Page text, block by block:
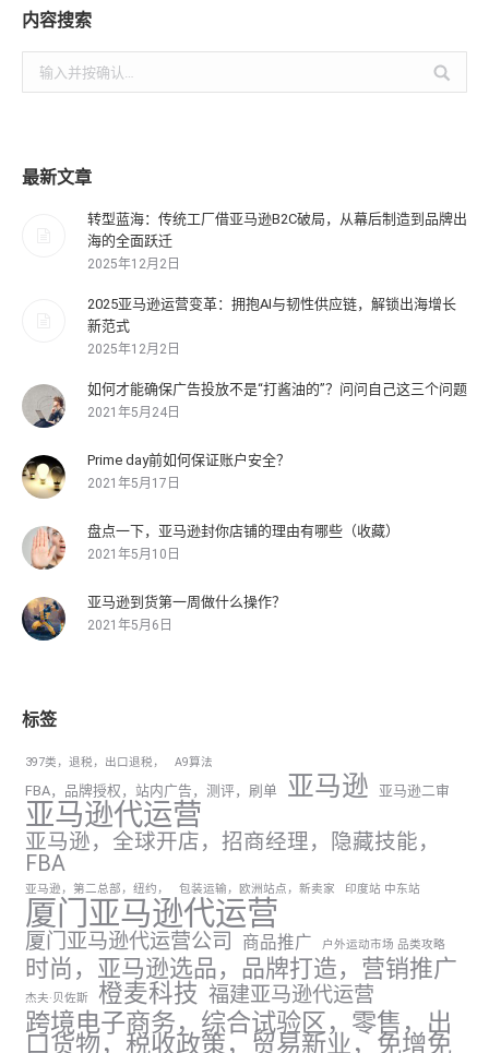
内容搜索
索：
最新文章
转型蓝海：传统工厂借亚马逊B2C破局，从幕后制造到品牌出
海的全面跃迁
2025年12月2日
2025亚马逊运营变革：拥抱AI与韧性供应链，解锁出海增长
新范式
2025年12月2日
如何才能确保广告投放不是“打酱油的”？问问自己这三个问题
2021年5月24日
Prime day前如何保证账户安全？
2021年5月17日
盘点一下，亚马逊封你店铺的理由有哪些（收藏）
2021年5月10日
亚马逊到货第一周做什么操作？
2021年5月6日
标签
397类，退税，出口退税， A9算法
FBA，品牌授权，站内广告，测评，刷单 亚马逊 亚马逊二审
亚马逊代运营
亚马逊，全球开店，招商经理，隐藏技能，
FBA
亚马逊，第二总部，纽约， 包装运输，欧洲站点，新卖家 印度站 中东站
厦门亚马逊代运营
厦门亚马逊代运营公司 商品推广 户外运动市场 品类攻略
时尚，亚马逊选品，品牌打造，营销推广
杰夫·贝佐斯 橙麦科技 福建亚马逊代运营
跨境电子商务，综合试验区，零售，出
口货物，税收政策，贸易新业，免增免